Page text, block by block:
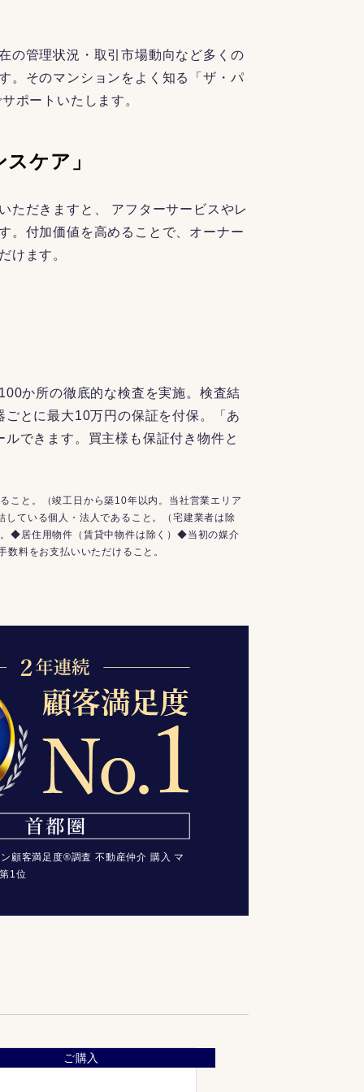
の管理状況・取引市場動向など多くの
。そのマンションをよく知る「ザ・パ
ポートいたします。
ケア」
ただきますと、 アフターサービスやレ
。付加価値を高めることで、オーナー
けます。
か所の徹底的な検査を実施。検査結
とに最大10万円の保証を付保。「あ
できます。買主様も保証付き物件と
こと。（竣工日から築10年以内。当社営業エリア
ている個人・法人であること。（宅建業者は除
◆居住用物件（賃貸中物件は除く）◆当初の媒介
料をお支払いいただけること。
顧客満足度®調査 不動産仲介 購入 マ
1位
ご購入